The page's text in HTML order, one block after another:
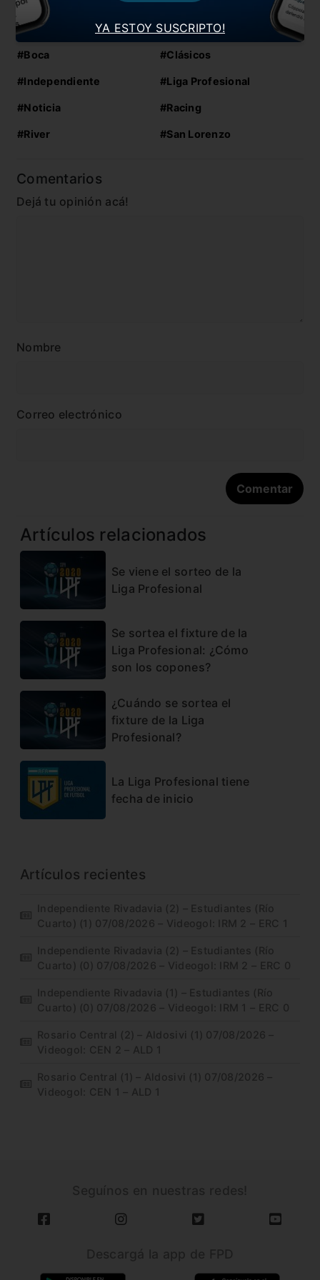
En esta nota:
#Boca #Clásicos
#Independiente #Liga Profesional
#Noticia #Racing
#River #San Lorenzo
Comentarios
Dejá tu opinión acá!
Nombre
Correo electrónico
Artículos relacionados
Se viene el sorteo de la
Liga Profesional
Se sortea el fixture de la
Liga Profesional: ¿Cómo
son los copones?
¿Cuándo se sortea el
fixture de la Liga
Profesional?
La Liga Profesional tiene
fecha de inicio
Artículos recientes
Independiente Rivadavia (2) – Estudiantes (Río
Cuarto) (1) 07/08/2026 – Videogol: IRM 2 – ERC 1
Independiente Rivadavia (2) – Estudiantes (Río
Cuarto) (0) 07/08/2026 – Videogol: IRM 2 – ERC 0
Independiente Rivadavia (1) – Estudiantes (Río
Cuarto) (0) 07/08/2026 – Videogol: IRM 1 – ERC 0
Rosario Central (2) – Aldosivi (1) 07/08/2026 –
Videogol: CEN 2 – ALD 1
Rosario Central (1) – Aldosivi (1) 07/08/2026 –
Videogol: CEN 1 – ALD 1
YA ESTOY SUSCRIPTO!